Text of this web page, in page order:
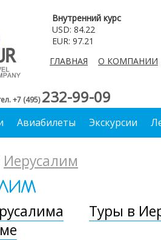
Внутренний курс
USD: 84.22
EUR: 97.21
ГЛАВНАЯ
О КОМПАНИИ
+7 (495)232-99-09
Авиабилеты Экскурсии
Иерусалим
Туры в